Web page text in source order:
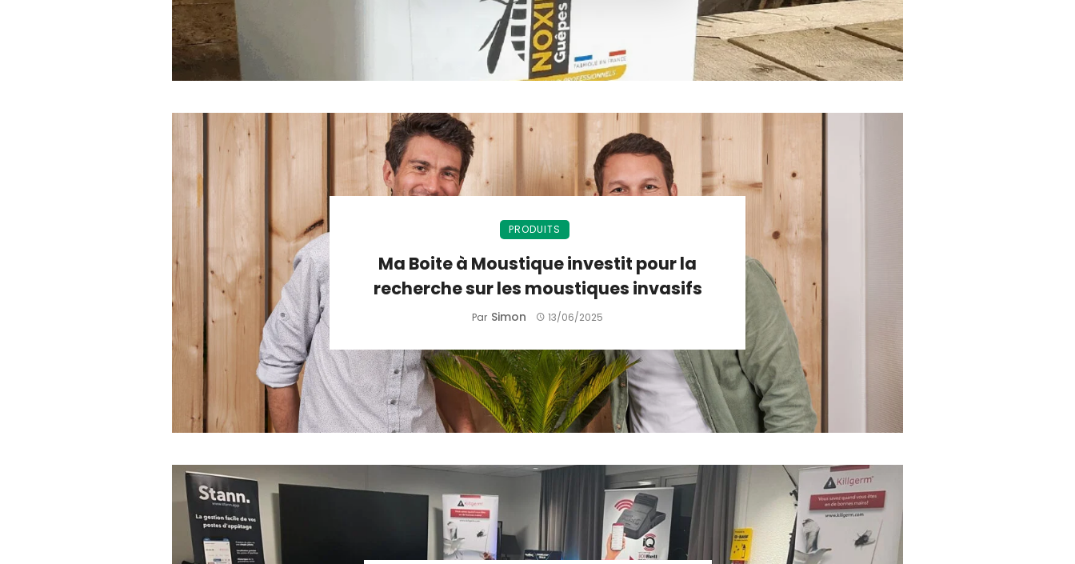
PRODUITS
Ma Boite à Moustique investit pour la
recherche sur les moustiques invasifs
Par Simon 13/06/2025